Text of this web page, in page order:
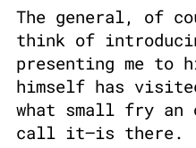
The general, of
think of
presenting me to
himself has
what small fry an
call it–is there.